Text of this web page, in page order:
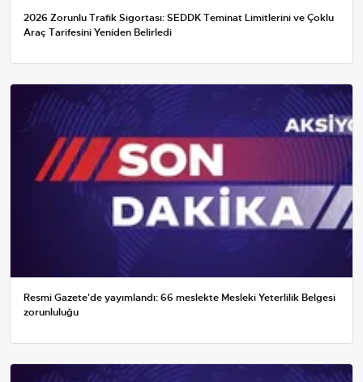
2026 Zorunlu Trafik Sigortası: SEDDK Teminat Limitlerini ve Çoklu
Araç Tarifesini Yeniden Belirledi
Resmi Gazete'de yayımlandı: 66 meslekte Mesleki Yeterlilik Belgesi
zorunluluğu